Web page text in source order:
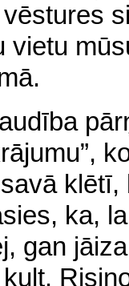
vietu
klētī,
ka,
gan